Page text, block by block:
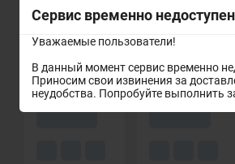
Сервис временно недоступен
Уважаемые пользователи!
В данный момент сервис временно
Приносим свои извинения за
неудобства. Попробуйте выполнить